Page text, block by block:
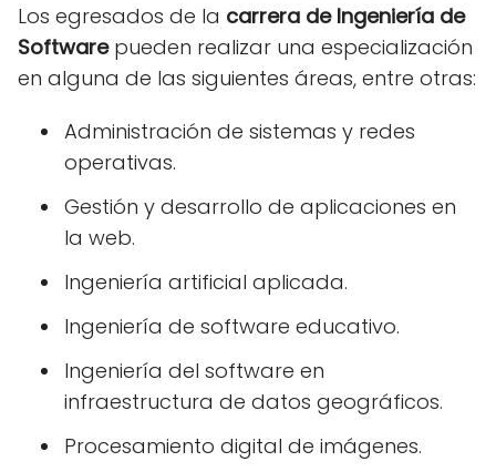
Los egresados de la carrera de Ingeniería de
Softwarepueden realizar una especialización
en alguna de las siguientes áreas, entre otras:
Administración de sistemas y redes
operativas.
Gestión y desarrollo de aplicaciones en
la web.
Ingeniería artificial aplicada.
Ingeniería de software educativo.
Ingeniería del software en
infraestructura de datos geográficos.
Procesamiento digital de imágenes.